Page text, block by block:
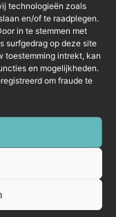
technologieën zoals
en/of te raadplegen.
in te stemmen met
surfgedrag op deze site
toestemming intrekt, kan
en mogelijkheden.
om fraude te
reactie plaats.